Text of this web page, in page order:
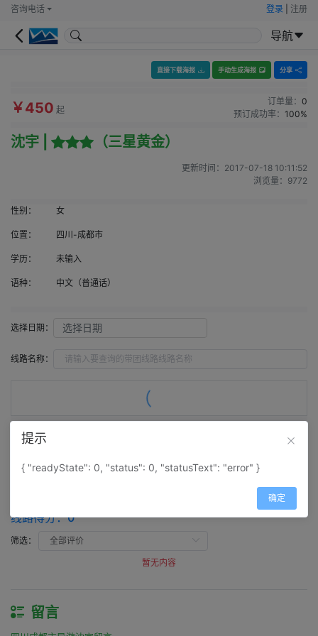
咨询电话 登录 注册
导航
直接下载海报 手动生成海报 分享
￥450 起
订单量： 0
预订成功率： 100%
沈宇 | （三星黄金）
更新时间： 2017-07-18 10:11:52
浏览量： 9772
性别： 女
位置： 四川-成都市
学历： 未输入
语种： 中文（普通话）
选择日期：
线路名称：
评价（0
评价
线路得分：0
筛选：
暂无内容
留言
提示
{ "readyState": 0, "status": 0, "statusText": "error" }
确定